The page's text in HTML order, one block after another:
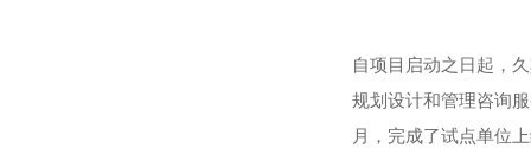
自项目启动之日起，
规划设计和管理咨询
月，完成了试点单位